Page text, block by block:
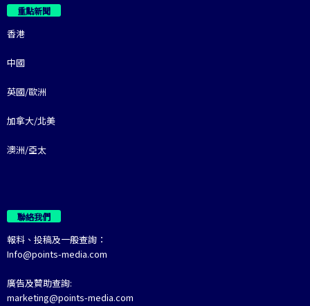
重點新聞
香港
中國
英國/歐洲
加拿大/北美
澳洲/亞太
聯絡我們
報料、投稿及一般查詢：
Info@points-media.com
廣告及贊助查詢:
marketing@points-media.com